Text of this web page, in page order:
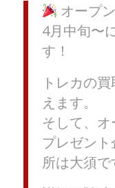
オープ
4月中旬〜
す！
トレカの
えます。
そして、
プレゼン
所は大須で